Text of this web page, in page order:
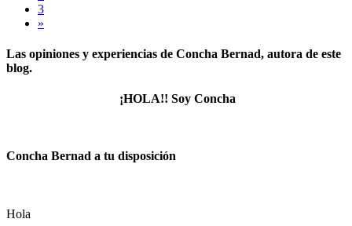
3
»
Las opiniones y experiencias de Concha Bernad, autora de este
blog.
¡HOLA!! Soy Concha
Concha Bernad a tu disposición
Hola